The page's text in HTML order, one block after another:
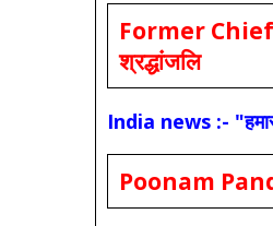
Former Chief
श्रद्धांजलि
India news :-
Poonam